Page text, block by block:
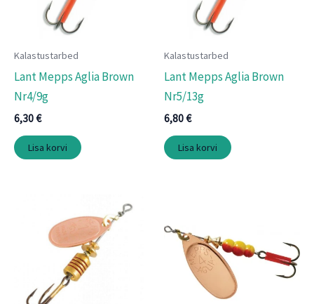
Kalastustarbed
Lant Mepps Aglia Brown
Nr4/9g
6,30€
Lisa korvi
Kalastustarbed
Lant Mepps Aglia Brown
Nr5/13g
6,80€
Lisa korvi